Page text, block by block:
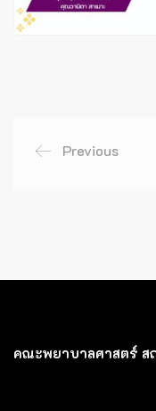
Previous
คณะพยาบาลศาสตร์